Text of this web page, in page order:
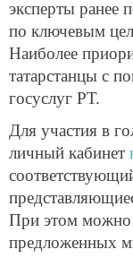
эксперты ранее
по ключевым
Наиболее
татарстанцы с
госуслуг РТ.
Для участия в
личный кабинет
При этом можно
предложенных